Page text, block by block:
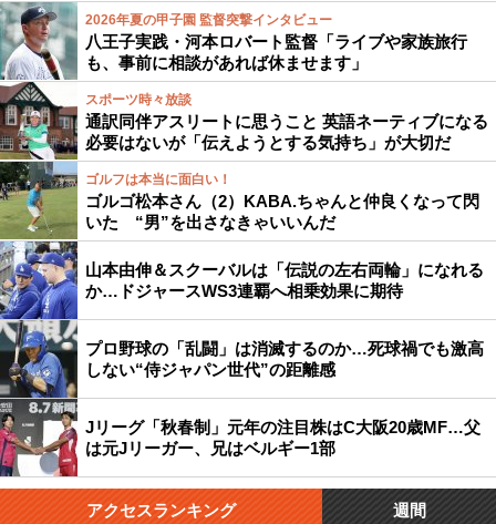
2026年夏の甲子園 監督突撃インタビュー
八王子実践・河本ロバート監督「ライブや家族旅行
も、事前に相談があれば休ませます」
スポーツ時々放談
通訳同伴アスリートに思うこと 英語ネーティブになる
必要はないが「伝えようとする気持ち」が大切だ
ゴルフは本当に面白い！
ゴルゴ松本さん（2）KABA.ちゃんと仲良くなって閃
いた “男”を出さなきゃいいんだ
山本由伸＆スクーバルは「伝説の左右両輪」になれる
か…ドジャースWS3連覇へ相乗効果に期待
プロ野球の「乱闘」は消滅するのか…死球禍でも激高
しない“侍ジャパン世代”の距離感
Jリーグ「秋春制」元年の注目株はC大阪20歳MF…父
は元Jリーガー、兄はベルギー1部
アクセスランキング 週間